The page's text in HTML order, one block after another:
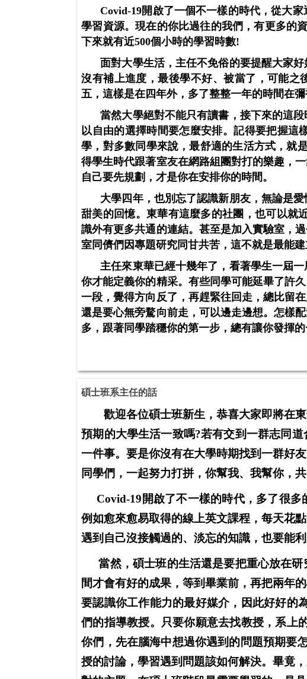
Covid-19開啟了一個不一樣的時代，從大
學習資源。現在的你比過往的我們，有更多的
下來就有近500個小時的學習時數!
面對大學生活，主任不免俗的要提醒大家
沒有補上進度，最後學不好、被當了，可能之
五，這樣是在四年外，多了整整一年的時間在
當然大學絕對不能只有讀書，接下來的這
以自由的選擇時間要怎麼安排。記得要把握這
學，對多數同學來說，最舒適的生活方式，就
得學生時代跟著室友在網路組團對打的樂趣，
自己要先規劃，才是你在安排你的時間。
大學四年，也別忘了認識新朋友，無論是
甜美的回憶。東華有這麼多的社團，也可以就
識外有更多共通的連結。甚至是加入實驗室，
室同儕們因專題研究同甘共苦，這不就是最能
主任來東華已經十幾年了，看著學生一屆
你才能定義你的精采。有些同學可能延畢了許
一段，覺得方向反了，再趕緊往回走，總比留
還是要心無旁騖向前走，可以邊走邊想。怎樣
多，跟著同學踏穩你的第一步，總有讓你發揮
碩士班系主任的話
歡迎各位碩士班新生，恭喜大家即將在
預期的大學生活一致嗎?若有交到一群志同
一件事。要是你沒有在大學時期找到一群好
同學們，一起努力打拼，你幫我、我幫你，
Covid-19 開啟了不一樣的時代，多了很
例如愈來愈易取得的線上英文課程，每天花
遇到自己沒接觸過的、淡忘的知識，也要能
當然，碩士班的生活還是要把重心放在
間才會有好的成果，等到畢業前，再把兩年
要認識你工作能力的最好媒介，因此好好的
們的指導教授。只要你願意去找教授，系上
你們，先在腦海中想過你遇到的問題預期要
授的討論，學習遇到問題該如何解決。畢竟